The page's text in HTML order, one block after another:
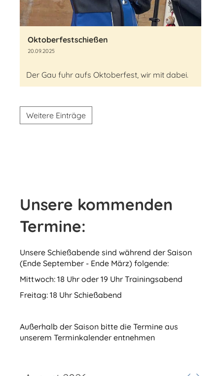
Oktoberfestschießen
20.09.2025
Der Gau fuhr aufs Oktoberfest, wir mit dabei.
Weitere Einträge
Unsere kommenden
Termine:
Unsere Schießabende sind während der Saison
(Ende September - Ende März) folgende:
Mittwoch: 18 Uhr oder 19 Uhr Trainingsabend
Freitag: 18 Uhr Schießabend
Außerhalb der Saison bitte die Termine aus
unserem Terminkalender entnehmen